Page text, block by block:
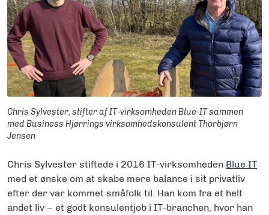
Chris Sylvester, stifter af IT-virksomheden Blue-IT sammen
med Business Hjørrings virksomhedskonsulent Thorbjørn
Jensen
Chris Sylvester stiftede i 2016 IT-virksomheden Blue IT
med et ønske om at skabe mere balance i sit privatliv
efter der var kommet småfolk til. Han kom fra et helt
andet liv – et godt konsulentjob i IT-branchen, hvor han